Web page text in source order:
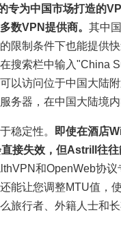
专为中国市场打造的
数VPN提供商。 其中
限制条件下也能提供
搜索栏中输入"China
以访问位于中国大陆
务器，在中国大陆境内
稳定性。 即使在酒店
接失效，但Astrill往
和OpenWeb协议
能让您调整MTU值，
旅行者、外籍人士和